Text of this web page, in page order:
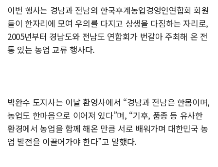
이번 행사는 경남과 전남의 한국후계농업경영인연합회 회원
들이 한자리에 모여 우의를 다지고 상생을 다짐하는 자리로,
2005년부터 경남도와 전남도 연합회가 번갈아 주최해 온 전
통 있는 농업 교류 행사다.
박완수 도지사는 이날 환영사에서 “경남과 전남은 한몸이며,
농업도 한마음으로 이어져 있다”며, “기후, 품종 등 유사한
환경에서 농업을 함께 해온 만큼 서로 배워가며 대한민국 농
업 발전을 이끌어가야 한다”고 말했다.